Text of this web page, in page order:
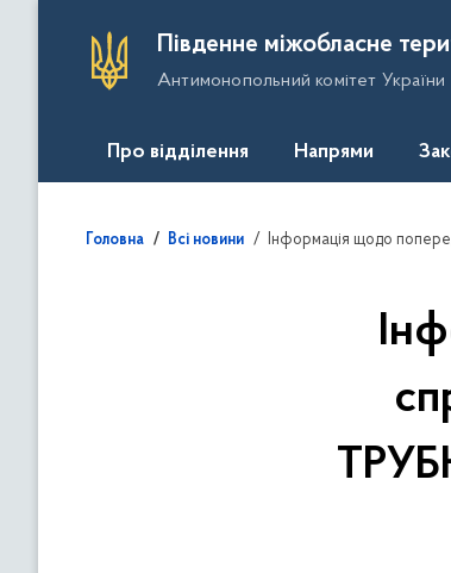
Південне міжобласне
Антимонопольний комітет України
Про відділення Напрями
Головна Всі новини Інформація щодо попередніх